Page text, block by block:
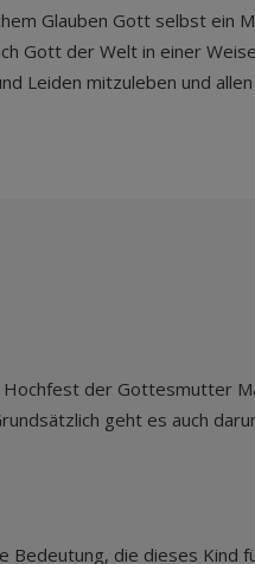
Glauben Gott selbst ein
Gott der Welt in einer
Leiden mitzuleben und
der Gottesmutter
geht es auch
Bedeutung, die dieses Kind